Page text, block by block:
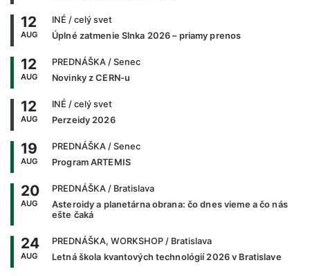
12
AUG
INÉ / celý svet
Úplné zatmenie Slnka 2026 – priamy prenos
12
AUG
PREDNÁŠKA / Senec
Novinky z CERN-u
12
AUG
INÉ / celý svet
Perzeidy 2026
19
AUG
PREDNÁŠKA / Senec
Program ARTEMIS
20
AUG
PREDNÁŠKA / Bratislava
Asteroidy a planetárna obrana: čo dnes vieme a čo nás
ešte čaká
24
AUG
PREDNÁŠKA, WORKSHOP / Bratislava
Letná škola kvantových technológií 2026 v Bratislave